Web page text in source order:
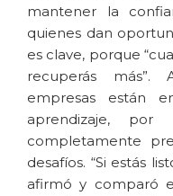
mantener la
quienes dan
es clave, porque
recuperás más”.
empresas están
aprendizaje,
completamente
desafíos. “Si estás
afirmó y comparó